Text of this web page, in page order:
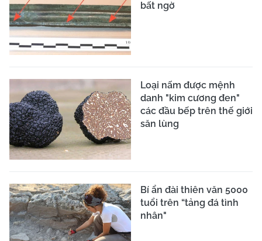
bất ngờ
Loại nấm được mệnh
danh "kim cương đen"
các đầu bếp trên thế giới
săn lùng
Bí ẩn đài thiên văn 5000
tuổi trên “tảng đá tình
nhân"